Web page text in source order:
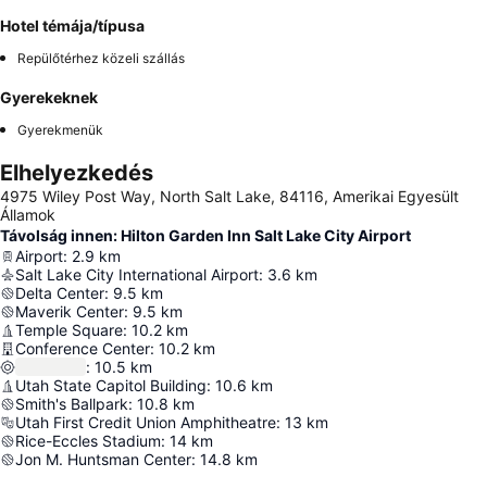
Hotel témája/típusa
Repülőtérhez közeli szállás
Gyerekeknek
Gyerekmenük
Elhelyezkedés
4975 Wiley Post Way, North Salt Lake, 84116, Amerikai Egyesült
Államok
Távolság innen: Hilton Garden Inn Salt Lake City Airport
Airport: 2.9 km
Salt Lake City International Airport: 3.6 km
Delta Center: 9.5 km
Maverik Center: 9.5 km
Temple Square: 10.2 km
Conference Center: 10.2 km
: 10.5 km
Utah State Capitol Building: 10.6 km
Smith's Ballpark: 10.8 km
Utah First Credit Union Amphitheatre: 13 km
Rice-Eccles Stadium: 14 km
Jon M. Huntsman Center: 14.8 km